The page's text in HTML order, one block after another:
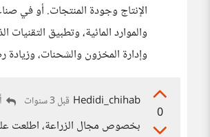
الإنتاج وجودة المنتجات. أو في
والموارد المائية، وتطبيق
وإدارة المخزون والشحنات، وزيادة
0
Hedidi_chihab قبل 3 سنوات
بخصوص مجال الزراعة، اطلعت